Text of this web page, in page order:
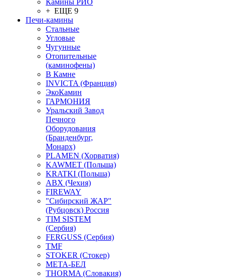
Камины РИО
+ ЕЩЕ 9
Печи-камины
Стальные
Угловые
Чугунные
Отопительные
(каминофены)
В Камне
INVICTA (Франция)
ЭкоКамин
ГАРМОНИЯ
Уральский Завод
Печного
Оборудования
(Бранденбург,
Монарх)
PLAMEN (Хорватия)
KAWMET (Польша)
KRATKI (Польша)
ABX (Чехия)
FIREWAY
"Сибирский ЖАР"
(Рубцовск) Россия
TIM SISTEM
(Сербия)
FERGUSS (Сербия)
TMF
STOKER (Стокер)
МЕТА-БЕЛ
THORMA (Словакия)